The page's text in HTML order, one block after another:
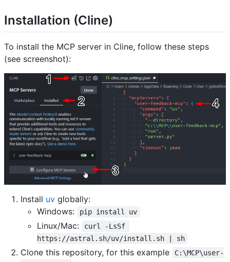
Installation (Cline)
To install the MCP server in Cline, follow these steps
(see screenshot):
Install uv globally:
Windows:
pip install uv
Linux/Mac:
curl -LsSf
https://astral.sh/uv/install.sh | sh
Clone this repository, for this example
C:\MCP\user-